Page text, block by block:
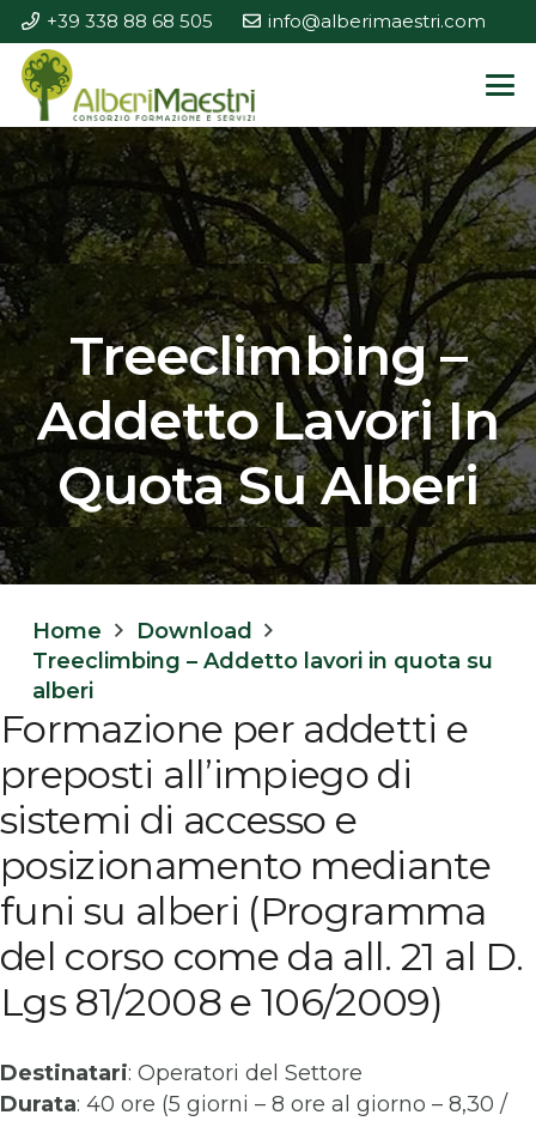
+39 338 88 68 505 info@alberimaestri.com
Treeclimbing –
Addetto Lavori In
Quota Su Alberi
Home
Download
Treeclimbing – Addetto lavori in quota su
alberi
Formazione per addetti e
preposti all’impiego di
sistemi di accesso e
posizionamento mediante
funi su alberi (Programma
del corso come da all. 21 al D.
Lgs 81/2008 e 106/2009)
Destinatari: Operatori del Settore
Durata: 40 ore (5 giorni – 8 ore al giorno – 8,30 /